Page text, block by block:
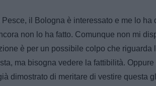
Pesce, il Bologna è interessato e me lo ha
non lo ha fatto. Comunque non mi
è per un possibile colpo che riguarda
ma bisogna vedere la fattibilità. Oppure
dimostrato di meritare di vestire questa